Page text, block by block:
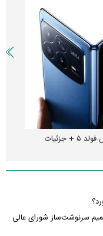
سرنوشت‌ساز شورای عالی